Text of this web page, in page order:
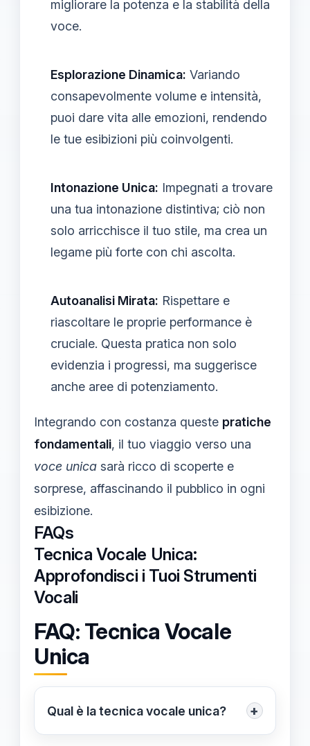
migliorare la potenza e la stabilità della
voce.
Esplorazione Dinamica: Variando
consapevolmente volume e intensità,
puoi dare vita alle emozioni, rendendo
le tue esibizioni più coinvolgenti.
Intonazione Unica: Impegnati a trovare
una tua intonazione distintiva; ciò non
solo arricchisce il tuo stile, ma crea un
legame più forte con chi ascolta.
Autoanalisi Mirata: Rispettare e
riascoltare le proprie performance è
cruciale. Questa pratica non solo
evidenzia i progressi, ma suggerisce
anche aree di potenziamento.
Integrando con costanza queste pratiche
fondamentali, il tuo viaggio verso una
voce unica sarà ricco di scoperte e
sorprese, affascinando il pubblico in ogni
esibizione.
FAQs
Tecnica Vocale Unica:
Approfondisci i Tuoi Strumenti
Vocali
FAQ: Tecnica Vocale
Unica
Qual è la tecnica vocale unica? +
La tecnica vocale unica si riferisce